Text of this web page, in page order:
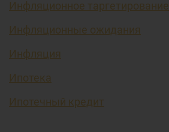
Инфляционное таргетирование
Инфляционные ожидания
Инфляция
Ипотека
Ипотечный кредит